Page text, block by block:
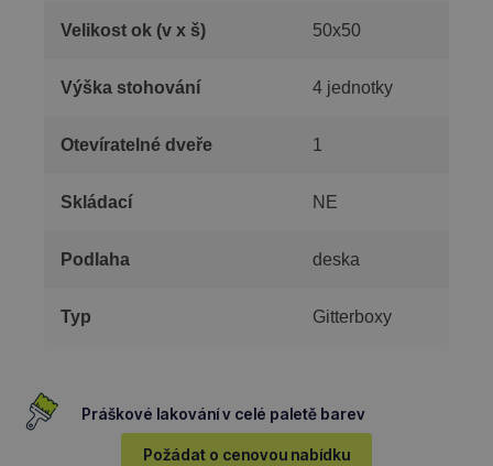
Velikost ok (v x š) 50x50
Výška stohování 4 jednotky
Otevíratelné dveře 1
Skládací NE
Podlaha deska
Typ Gitterboxy
Práškové lakování v celé paletě barev
Požádat o cenovou nabídku